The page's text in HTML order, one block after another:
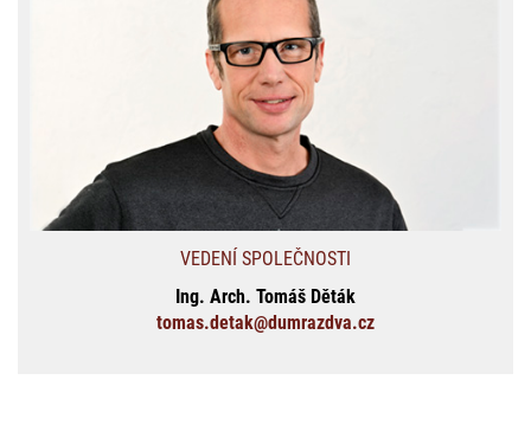
VEDENÍ SPOLEČNOSTI
Ing. Arch. Tomáš Děták
tomas.detak@dumrazdva.cz